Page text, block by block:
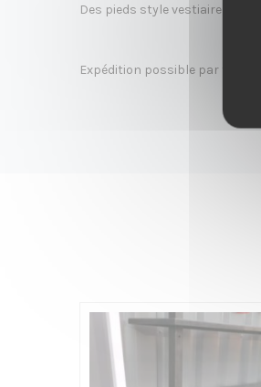
Des pieds style vestiaire ont
Expédition possible par